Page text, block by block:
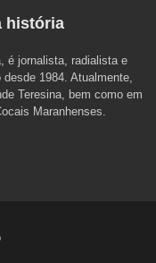
história
é jornalista, radialista e
1984. Atualmente,
Teresina, bem como em
Maranhenses.